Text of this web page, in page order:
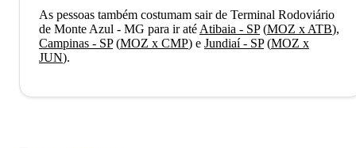
As pessoas também costumam sair de Terminal Rodoviário
de Monte Azul - MG para ir até Atibaia - SP(MOZ x ATB),
Campinas - SP(MOZ x CMP) e Jundiaí - SP(MOZ x
JUN).